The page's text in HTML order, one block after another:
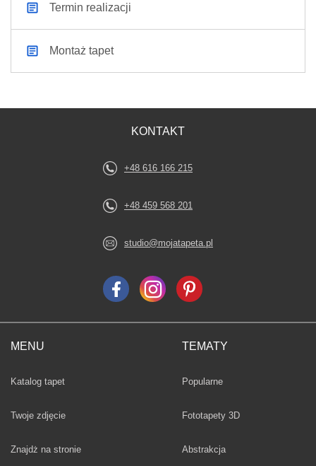
Termin realizacji
Montaż tapet
MENU
Katalog tapet
Twoje zdjęcie
Znajdż na stronie
TEMATY
Fototapety
Popularne
Fototapety 3D
Fototapety
Abstrakcja
KONTAKT
+48 616 166 215
+48 459 568 201
studio@mojatapeta.pl